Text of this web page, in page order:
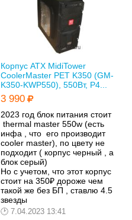
Корпус ATX MidiTower
CoolerMaster РЕТ K350 (GM-
K350-KWP550), 550Вт, P4...
3 990
2023 год блок питания стоит
thermal master 550w (есть
инфа , что его производит
cooler master), по цвету не
подходит ( корпус черный , а
блок серый)
Но с учетом, что этот корпус
стоит на 350₽ дороже чем
такой же без БП , ставлю 4.5
звезды
7.04.2023 13:41